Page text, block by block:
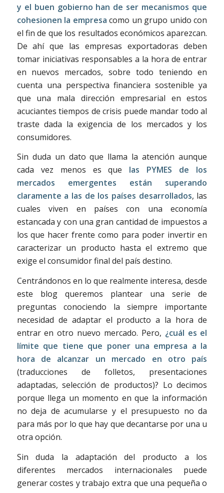
y el buen gobierno han de ser mecanismos que
cohesionen la empresa como un grupo unido con
el fin de que los resultados económicos aparezcan.
De ahí que las empresas exportadoras deben
tomar iniciativas responsables a la hora de entrar
en nuevos mercados, sobre todo teniendo en
cuenta una perspectiva financiera sostenible ya
que una mala dirección empresarial en estos
acuciantes tiempos de crisis puede mandar todo al
traste dada la exigencia de los mercados y los
consumidores.
Sin duda un dato que llama la atención aunque
cada vez menos es que las PYMES de los
mercados emergentes están superando
claramente a las de los países desarrollados, las
cuales viven en países con una economía
estancada y con una gran cantidad de impuestos a
los que hacer frente como para poder invertir en
caracterizar un producto hasta el extremo que
exige el consumidor final del país destino.
Centrándonos en lo que realmente interesa, desde
este blog queremos plantear una serie de
preguntas conociendo la siempre importante
necesidad de adaptar el producto a la hora de
entrar en otro nuevo mercado. Pero, ¿cuál es el
límite que tiene que poner una empresa a la
hora de alcanzar un mercado en otro país
(traducciones de folletos, presentaciones
adaptadas, selección de productos)? Lo decimos
porque llega un momento en que la información
no deja de acumularse y el presupuesto no da
para más por lo que hay que decantarse por una u
otra opción.
Sin duda la adaptación del producto a los
diferentes mercados internacionales puede
generar costes y trabajo extra que una pequeña o